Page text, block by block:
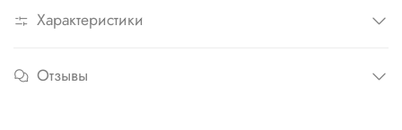
Характеристики
Отзывы